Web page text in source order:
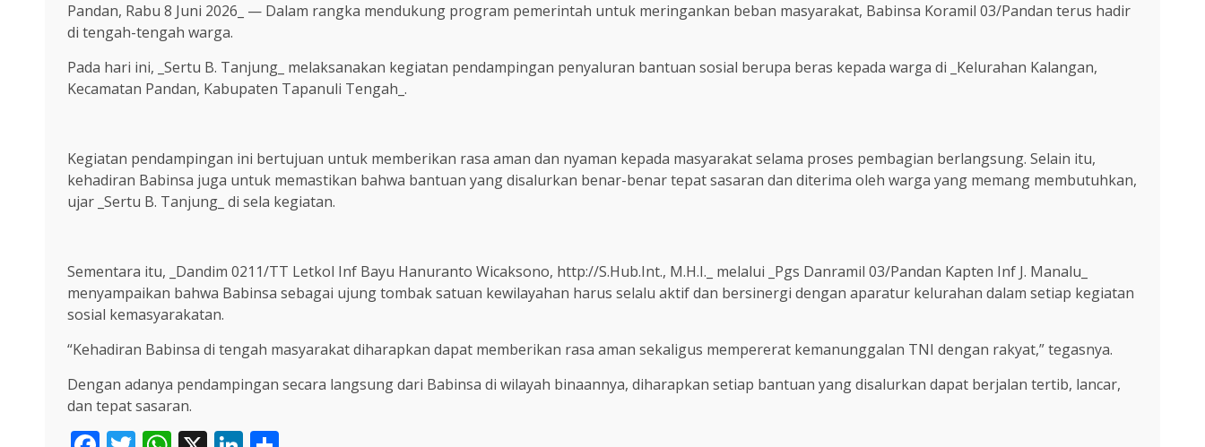
Pandan, Rabu 8 Juni 2026_ — Dalam rangka mendukung program pemerintah untuk meringankan beban masyarakat, Babinsa Koramil 03/Pandan terus hadir
di tengah-tengah warga.
Pada hari ini, _Sertu B. Tanjung_ melaksanakan kegiatan pendampingan penyaluran bantuan sosial berupa beras kepada warga di _Kelurahan Kalangan,
Kecamatan Pandan, Kabupaten Tapanuli Tengah_.
Kegiatan pendampingan ini bertujuan untuk memberikan rasa aman dan nyaman kepada masyarakat selama proses pembagian berlangsung. Selain itu,
kehadiran Babinsa juga untuk memastikan bahwa bantuan yang disalurkan benar-benar tepat sasaran dan diterima oleh warga yang memang membutuhkan,
ujar _Sertu B. Tanjung_ di sela kegiatan.
Sementara itu, _Dandim 0211/TT Letkol Inf Bayu Hanuranto Wicaksono, http://S.Hub.Int., M.H.I._ melalui _Pgs Danramil 03/Pandan Kapten Inf J. Manalu_
menyampaikan bahwa Babinsa sebagai ujung tombak satuan kewilayahan harus selalu aktif dan bersinergi dengan aparatur kelurahan dalam setiap kegiatan
sosial kemasyarakatan.
“Kehadiran Babinsa di tengah masyarakat diharapkan dapat memberikan rasa aman sekaligus mempererat kemanunggalan TNI dengan rakyat,” tegasnya.
Dengan adanya pendampingan secara langsung dari Babinsa di wilayah binaannya, diharapkan setiap bantuan yang disalurkan dapat berjalan tertib, lancar,
dan tepat sasaran.